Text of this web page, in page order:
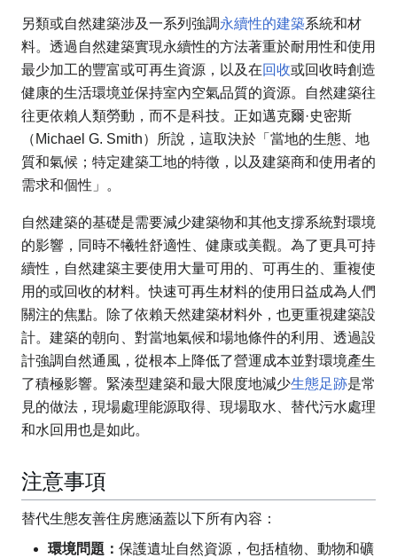
另類或自然建築涉及一系列 強調永續性的建築系統和材
料。透過自然建築實現永續性的方法著重於耐用性和使用
最少加工的豐富或可再生資源，以及在回收或回收時創造
健康的生活環境並保持室內空氣品質的資源。自然建築往
往更依賴人類勞動，而不是科技。正如邁克爾·史密斯
（Michael G. Smith）所說，這取決於「當地的生態、地
質和氣候；特定建築工地的特徵，以及建築商和使用者的
需求和個性」。
自然建築的基礎是需要減少建築物和其他支撐系統對環境
的影響，同時不犧牲舒適性、健康或美觀。為了更具可持
續性，自然建築主要使用大量可用的、可再生的、重複使
用的或回收的材料。快速可再生材料的使用日益成為人們
關注的焦點。除了依賴天然建築材料外，也更重視建築設
計。建築的朝向、對當地氣候和場地條件的利用、透過設
計強調自然通風，從根本上降低了營運成本並對環境產生
了積極影響。緊湊型建築和最大限度地減少生態足跡是常
見的做法，現場處理能源取得、現場取水、替代污水處理
和水回用也是如此。
注意事項
替代生態友善住房應涵蓋以下所有內容：
環境問題： 保護遺址自然資源，包括植物、動物和礦